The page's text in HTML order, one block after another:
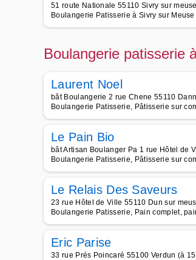
51 route Nationale 55110 Sivry sur meuse
Boulangerie Patisserie à Sivry sur Meuse
Boulangerie patisserie
Laurent Noel
bât Boulangerie 2 rue Chene 55110
Boulangerie Patisserie, Pâtisserie sur
Le Pain Bio
bât Artisan Boulanger Pa 1 rue Hôtel de
Boulangerie Patisserie, Pâtisserie sur
Le Relais Des Saveurs
23 rue Hôtel de Ville 55110 Dun sur
Boulangerie Patisserie, Pain complet,
Eric Parise
33 rue Prés Poincaré 55100 Verdun (à